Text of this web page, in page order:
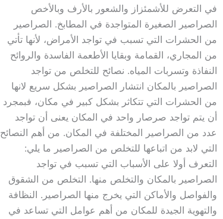
في التعرض للأشمئزاز والشعور بالأرف وبالأخص
الصراصير الصغيرة المتواجدة في المطابخ. الصراصير
من الحشرات التي تسبب في تواجد الأمراض، لأنها تأتي
من المجاري، القمامة وبقايا الأطعمة الفاسدة والروائح
النفاذة وتسربات المياه. نصائح للتخلص من تواجد
الصراصير بالمكان انتشار الصراصير بشكل سريع لانها
من الحشرات التي تتكاثر بشكل كبير في مكان، فبمجرد
أن يتم تواجد صرصار واحد في المكان يعنى أن تواجد
عدد من الصراصير المختلفة في المكان. من أهم النصائح
التي لابد من اتباعها للتخلص من الصراصير ما يلي:
التعرف أولا على الأسباب التي تسبب في تواجد
الصراصير بالمكان والتخلص منها. التخلص من الشقوق
والفواصل والأماكن التي يخرج منها الصراصير. النظافة
والتهوية الجيدة للمكان من أهم عوامل التي تساعد في